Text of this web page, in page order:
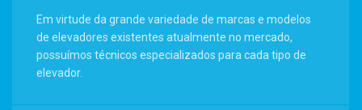
Em virtude da grande variedade de marcas e modelos
de elevadores existentes atualmente no mercado,
possuímos técnicos especializados para cada tipo de
elevador.